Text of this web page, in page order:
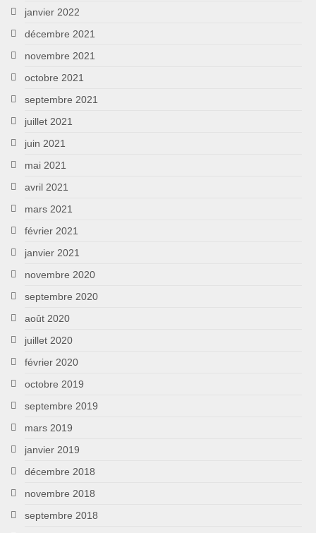
janvier 2022
décembre 2021
novembre 2021
octobre 2021
septembre 2021
juillet 2021
juin 2021
mai 2021
avril 2021
mars 2021
février 2021
janvier 2021
novembre 2020
septembre 2020
août 2020
juillet 2020
février 2020
octobre 2019
septembre 2019
mars 2019
janvier 2019
décembre 2018
novembre 2018
septembre 2018